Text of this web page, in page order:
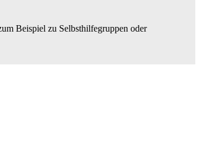
Beispiel zu Selbsthilfegruppen oder